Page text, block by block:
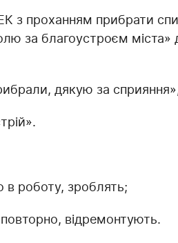
з проханням прибрати
за благоустроєм
дякую за
в роботу, зроблять;
відремонтують.